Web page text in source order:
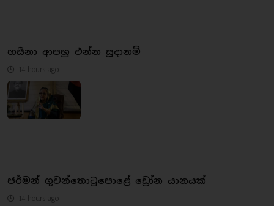
හසීනා ආපහු එන්න සූදානම්
14 hours ago
ජර්මන් ගුවන්තොටුපොළේ ඩ්‍රෝන යානයක්
14 hours ago